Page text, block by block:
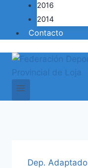
2016
2014
Contacto
Dep. Adaptado